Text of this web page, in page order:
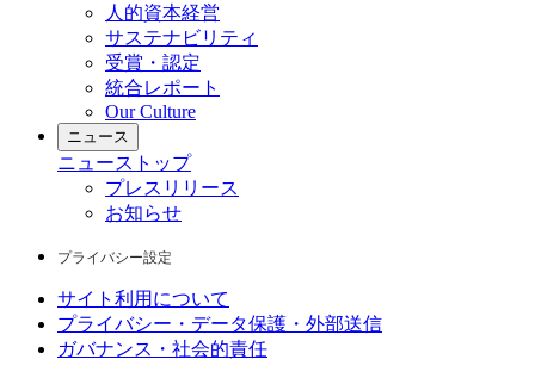
人的資本経営
サステナビリティ
受賞・認定
統合レポート
Our Culture
ニュース
ニュース トップ
プレスリリース
お知らせ
プライバシー設定
サイト利用について
プライバシー・データ保護・外部送信
ガバナンス・社会的責任